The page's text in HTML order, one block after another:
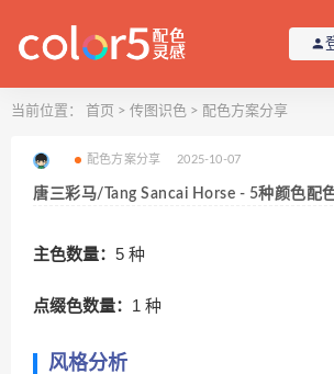
当前位置： 首页 > 传图识色 > 配色方案分享
配色方案分享 2025-10-07
唐三彩马/Tang Sancai Horse - 5种颜色配
主色数量： 5 种
点缀色数量： 1 种
风格分析